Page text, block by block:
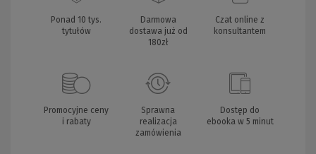
Ponad 10 tys.
tytułów
Darmowa
dostawa już od
180zł
Czat online z
konsultantem
Promocyjne ceny
i rabaty
Sprawna
realizacja
zamówienia
Dostęp do
ebooka w 5 minut